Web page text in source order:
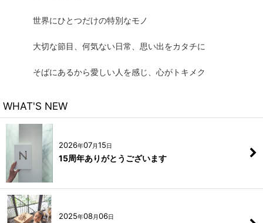
世界にひとつだけの特別なモノ
大切な節目、何気ない日常、思い出をカタチに
そばにあるから愛しい人を感じ、心がトキメク
WHAT'S NEW
2026年07月15日
15周年ありがとうございます
2025年08月06日